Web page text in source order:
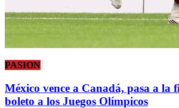
PASION
México vence a Canadá, pasa a la
boleto a los Juegos Olímpicos